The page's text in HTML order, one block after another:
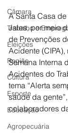
Câmara
Trabalho e
Eleições
Região
Cultura
Esporte
Educação
Agropecuária
A Santa Casa
Jales, por meio
de Prevenções
Acidente (CIPA),
Semana Interna
Acidentes do
tema “Alerta
saúde da
colaboradores